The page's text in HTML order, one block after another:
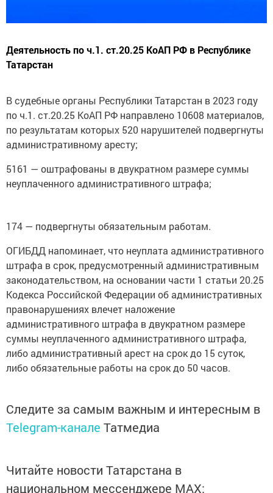
Деятельность по ч.1. ст.20.25 КоАП РФ в Республике
Татарстан
В судебные органы Республики Татарстан в 2023 году
по ч.1. ст.20.25 КоАП РФ направлено 10608 материалов,
по результатам которых 520 нарушителей подвергнуты
административному аресту;
5161 — оштрафованы в двукратном размере суммы
неуплаченного административного штрафа;
174 — подвергнуты обязательным работам.
ОГИБДД напоминает, что неуплата административного
штрафа в срок, предусмотренный административным
законодательством, на основании части 1 статьи 20.25
Кодекса Российской Федерации об административных
правонарушениях влечет наложение
административного штрафа в двукратном размере
суммы неуплаченного административного штрафа,
либо административный арест на срок до 15 суток,
либо обязательные работы на срок до 50 часов.
Следите за самым важным и интересным в
Telegram-канале Татмедиа
Читайте новости Татарстана в
национальном мессенджере MАХ: